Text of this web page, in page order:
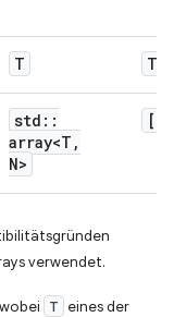
T T
std ::
array<T ,
N>
verwendet.
T
eines der